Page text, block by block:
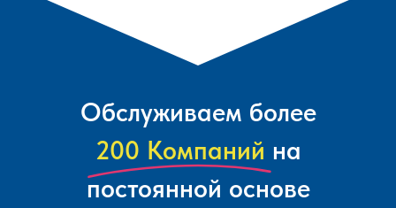
Обслуживаем более
200 Компаний на
постоянной основе